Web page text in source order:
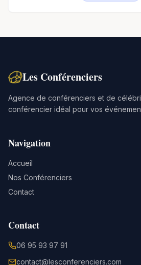
Les Conférenciers
Agence de conférenciers et de
conférencier idéal pour vos
Navigation
Accueil
Nos Conférenciers
Contact
Contact
06 95 93 97 91
contact@lesconferenciers.com